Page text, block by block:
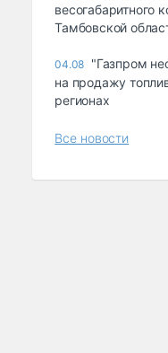
весогабаритного
Тамбовской
04.08 "Газпром
на продажу
регионах
Все новости